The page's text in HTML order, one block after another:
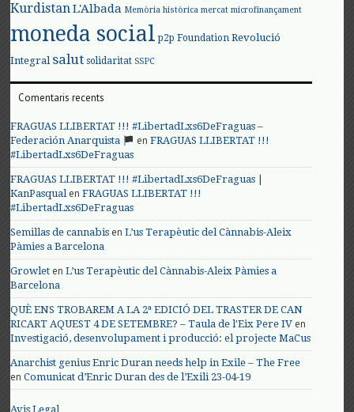
KurdistanL'Albada Memòria històrica mercat microfinançament
moneda social p2p Foundation Revolució
Integral salut solidaritat SSPC
Comentaris recents
FRAGUAS LLIBERTAT !!! #LibertadLxs6DeFraguas –
Federación Anarquista
enFRAGUAS LLIBERTAT !!!
#LibertadLxs6DeFraguas
FRAGUAS LLIBERTAT !!! #LibertadLxs6DeFraguas |
KanPasqualenFRAGUAS LLIBERTAT !!!
#LibertadLxs6DeFraguas
Semillas de cannabis enL’us Terapèutic del Cànnabis-Aleix
Pàmies a Barcelona
Growlet enL’us Terapèutic del Cànnabis-Aleix Pàmies a
Barcelona
QUÈ ENS TROBAREM A LA 2ª EDICIÓ DEL TRASTER DE CAN
RICART AQUEST 4 DE SETEMBRE? – Taula de l'Eix Pere IV en
Investigació, desenvolupament i producció: el projecte MaCus
Anarchist genius Enric Duran needs help in Exile – The Free
enComunicat d’Enric Duran des de l’Exili 23-04-19
Avis Legal